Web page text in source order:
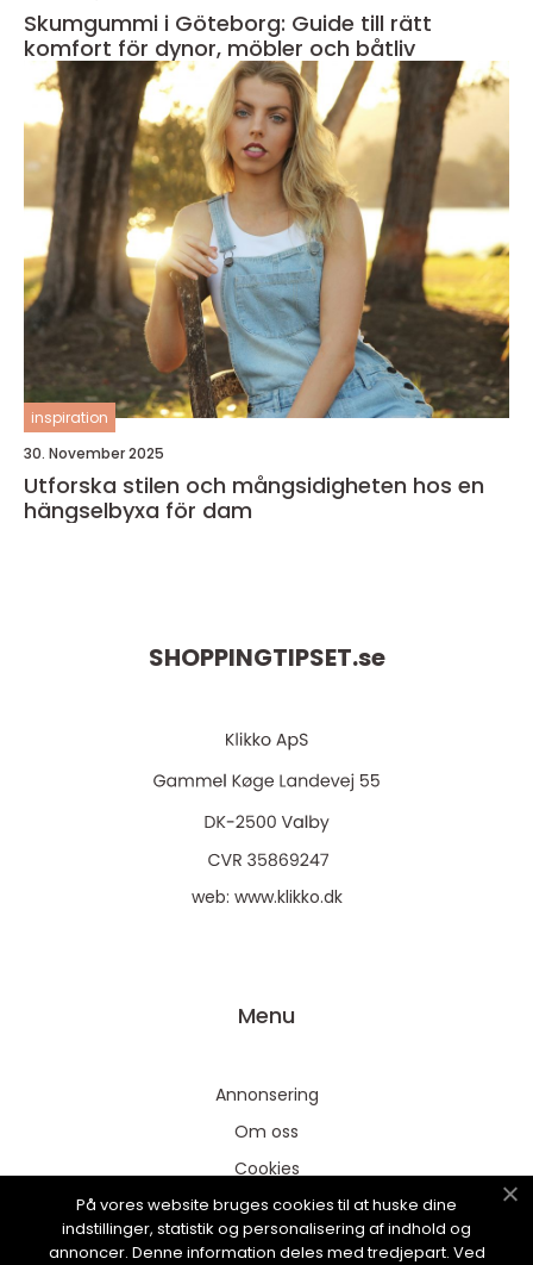
Skumgummi i Göteborg: Guide till rätt
komfort för dynor, möbler och båtliv
inspiration
30. November 2025
Utforska stilen och mångsidigheten hos en
hängselbyxa för dam
SHOPPINGTIPSET.se
web: www.klikko.dk
Menu
Annonsering
Om oss
Cookies
Kontakta oss
Sitemap
På vores website bruges cookies til at huske dine
indstillinger, statistik og personalisering af indhold og
annoncer. Denne information deles med tredjepart. Ved